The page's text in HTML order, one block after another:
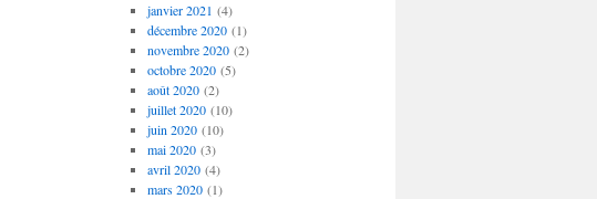
janvier 2021 (4)
décembre 2020(1)
novembre 2020(2)
octobre 2020(5)
août 2020(2)
juillet 2020(10)
juin 2020(10)
mai 2020(3)
avril 2020(4)
mars 2020(1)